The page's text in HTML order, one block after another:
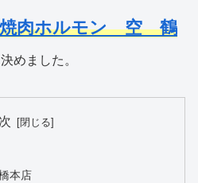
肉ホルモン 空 鶴
めました。
本店